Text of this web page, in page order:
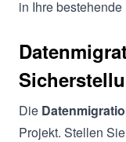
in Ihre bestehende
Die
Projekt. Stellen